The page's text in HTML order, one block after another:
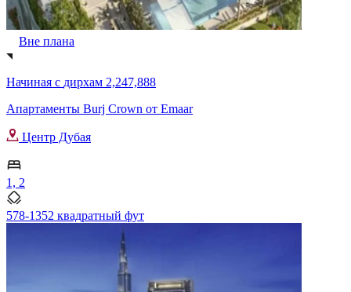
Вне плана
Начиная с дирхам 2,247,888
Апартаменты Burj Crown от Emaar
Центр Дубая
1, 2
578-1352 квадратный фут